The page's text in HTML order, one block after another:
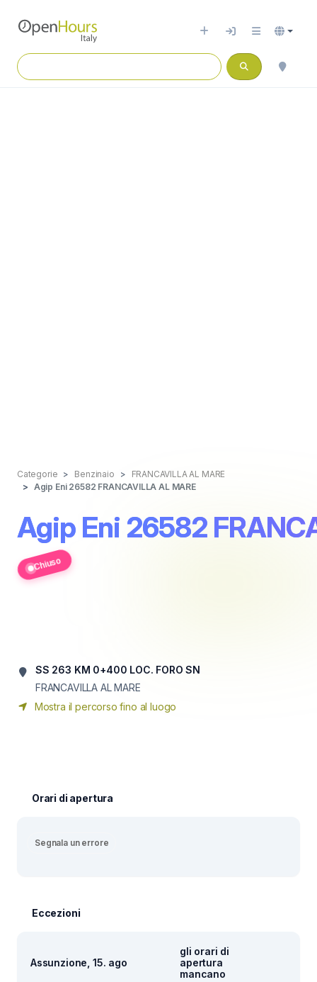
Categorie Benzinaio
FRANCAVILLA AL MARE
Agip Eni 26582 FRANCAVILLA AL MARE
Agip Eni 26582
Chiuso
SS 263 KM 0+400 LOC. FORO SN
FRANCAVILLA AL MARE
Mostra il percorso fino al luogo
Orari di apertura
Segnala un errore
Eccezioni
Assunzione, 15. ago
gli orari di
apertura
mancano